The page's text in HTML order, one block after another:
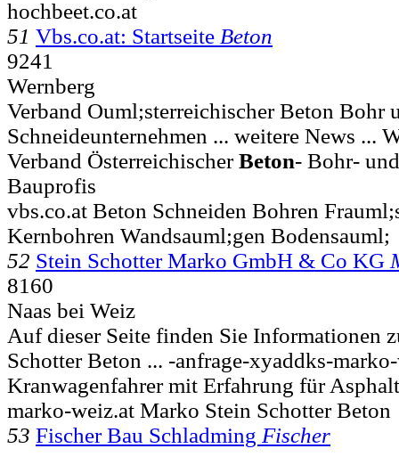
hochbeet.co.at
51 Vbs.co.at: Startseite Beton
9241
Wernberg
Verband Ouml;sterreichischer Beton Bohr
Schneideunternehmen ... weitere News ...
Verband ÖsterreichischerBeton- Bohr-
Bauprofis
vbs.co.at Beton Schneiden Bohren
Kernbohren Wandsauml;gen Bodensauml;
52 Stein Schotter Marko GmbH & Co KG
8160
Naas bei Weiz
Auf dieser Seite finden Sie Informationen
Schotter Beton ... -anfrage-xyaddks-
Kranwagenfahrer mit Erfahrung für
marko-weiz.at Marko Stein Schotter Beton
53 Fischer Bau Schladming Fischer